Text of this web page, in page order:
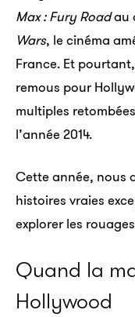
Max : Fury Roadau
Wars, le cinéma
France. Et
remous pour
multiples
l’année 2014.
Cette année, nous
histoires vraies
explorer les
Quand la
Hollywood